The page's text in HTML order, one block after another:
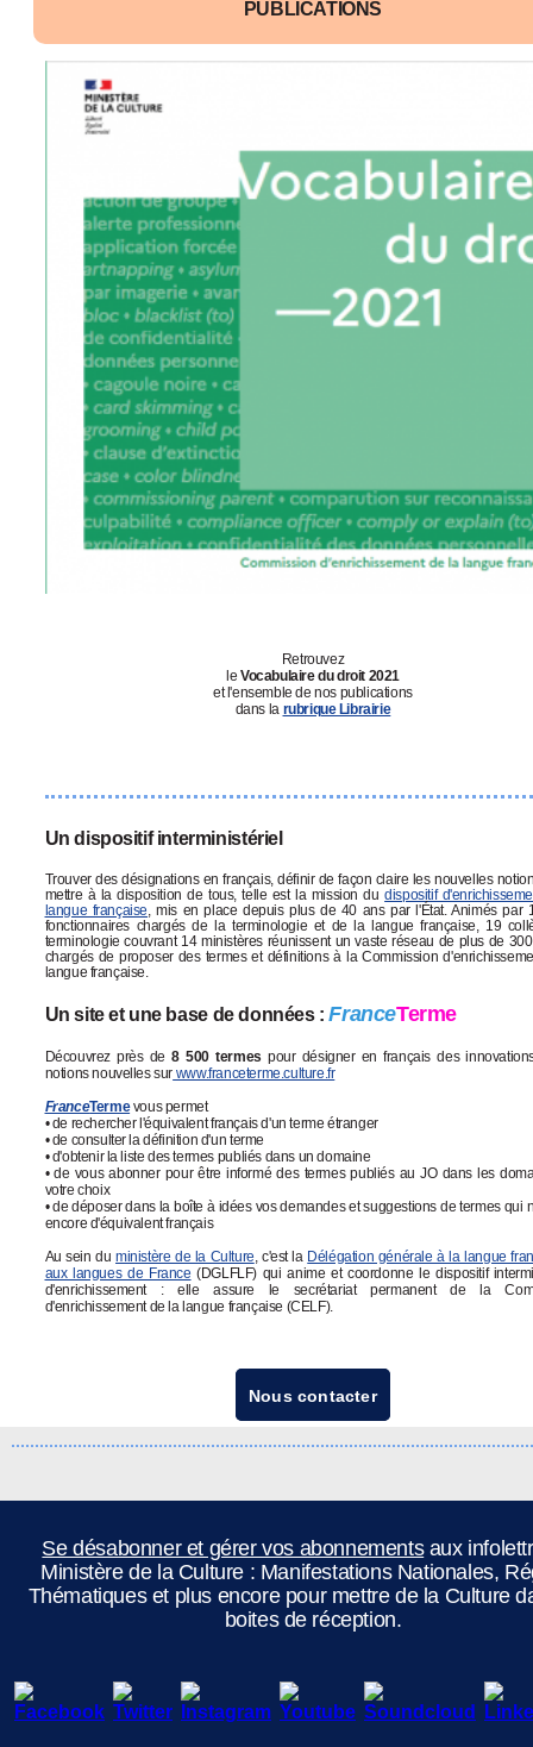
PUBLICATIONS
Retrouvez
le Vocabulaire du droit 2021
etl'ensemble de nos publications
dans la rubrique Librairie
Un dispositif interministériel
Trouver des désignations en français, définir de façon claire les nouvelles
mettre à la disposition de tous, telle est la mission dudispositif
langue française, mis en place depuis plus de 40 ans par l'État. Animés par
fonctionnaires chargés de la terminologie et de la langue française, 19
terminologie couvrant 14 ministères réunissent un vaste réseau de plus de
chargés de proposer des termes et définitions à la Commission
langue française.
Un site et une base de données :FranceTerme
Découvrez près de8 500 termes pour désigner en français des
notions nouvelles sur www.franceterme.culture.fr
FranceTermevous permet
• de rechercher l'équivalent français d'un terme étranger
• de consulter la définition d'un terme
• d'obtenir la liste des termes publiés dans un domaine
• de vous abonner pour être informé des termes publiés au JO dans les
votre choix
• de déposer dans la boîte à idées vos demandes et suggestions de termes qui
encore d'équivalent français
Au sein duministère de la Culture, c'est la Délégation générale à la langue
aux langues de France (DGLFLF) qui anime et coordonne le dispositif
d'enrichissement : elle assure le secrétariat permanent de la
d'enrichissement de la langue française (CELF).
Nous contacter
Se désabonner et gérer vos abonnementsaux
Ministère de la Culture : Manifestations Nationales,
Thématiques et plus encore pour mettre de la Culture
boites de réception.